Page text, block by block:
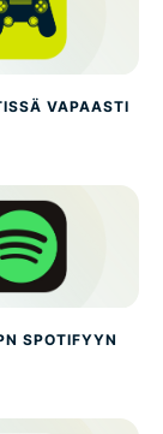
VAPAASTI
SPOTIFYYN